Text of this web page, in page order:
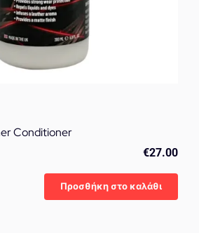
Conditioner
€27.00
Προσθήκη στο καλάθι